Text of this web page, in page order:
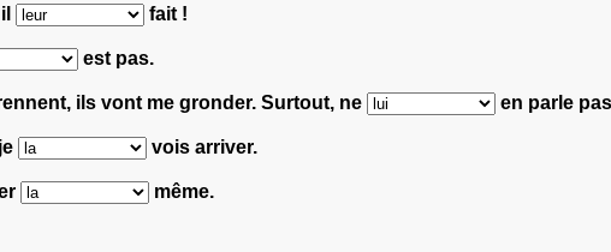
fait !
est pas.
ils vont me gronder. Surtout, ne en parle
vois arriver.
même.